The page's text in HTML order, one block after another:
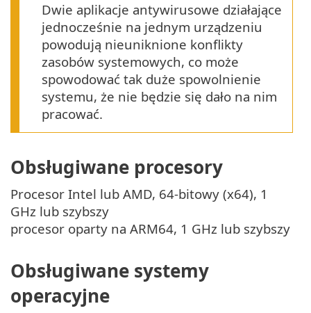
Dwie aplikacje antywirusowe działające
jednocześnie na jednym urządzeniu
powodują nieuniknione konflikty
zasobów systemowych, co może
spowodować tak duże spowolnienie
systemu, że nie będzie się dało na nim
pracować.
Obsługiwane procesory
Procesor Intel lub AMD, 64-bitowy (x64), 1
GHz lub szybszy
procesor oparty na ARM64, 1 GHz lub szybszy
Obsługiwane systemy
operacyjne